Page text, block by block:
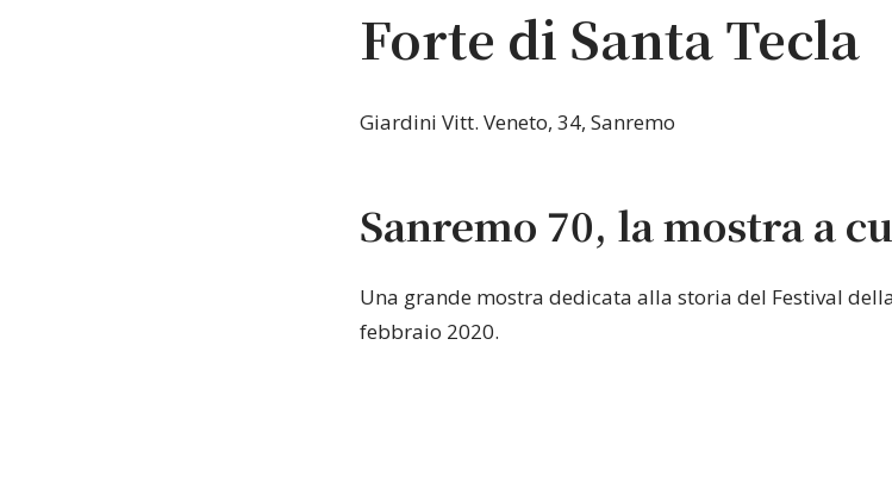
Forte di Santa Tecla
Giardini Vitt. Veneto, 34, Sanremo
Sanremo 70, la mostra a
Una grande mostra dedicata alla storia del Festival
febbraio 2020.